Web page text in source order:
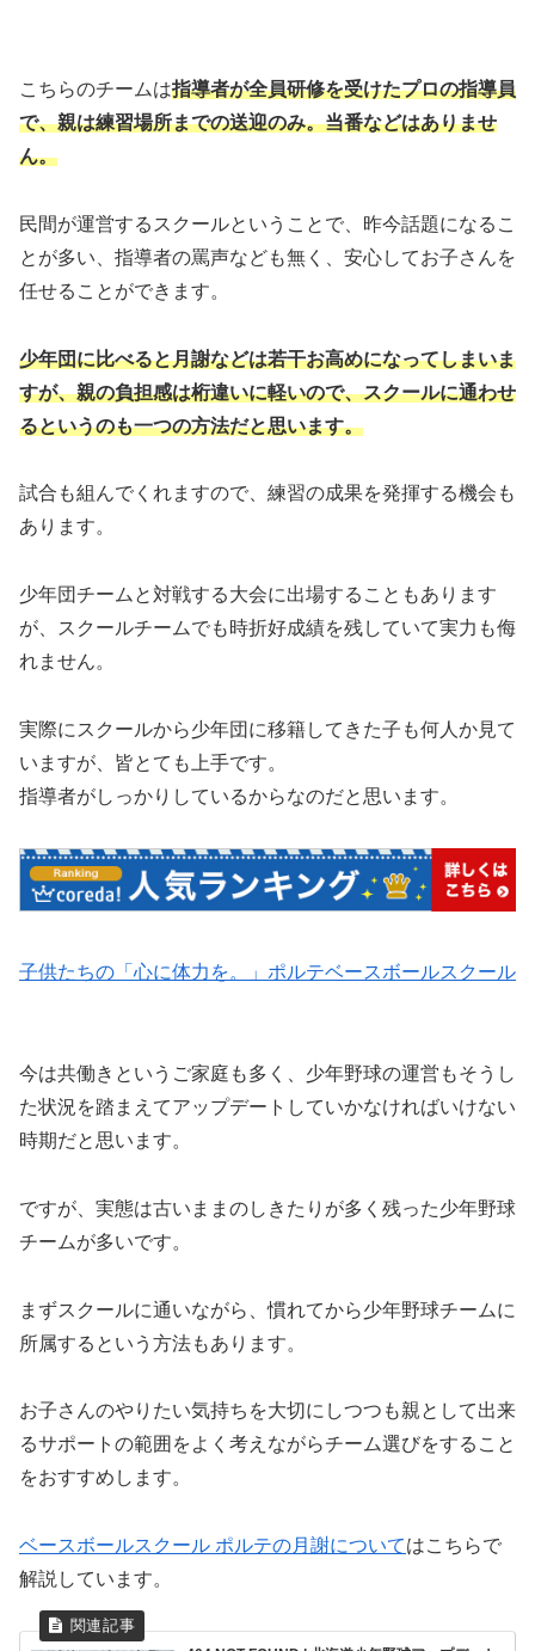
こちらのチームは指導者が全員研修を受けたプロの指導員
で、親は練習場所までの送迎のみ。当番などはありませ
ん。
民間が運営するスクールということで、昨今話題になるこ
とが多い、指導者の罵声なども無く、安心してお子さんを
任せることができます。
少年団に比べると月謝などは若干お高めになってしまいま
すが、親の負担感は桁違いに軽いので、スクールに通わせ
るというのも一つの方法だと思います。
試合も組んでくれますので、練習の成果を発揮する機会も
あります。
少年団チームと対戦する大会に出場することもあります
が、スクールチームでも時折好成績を残していて実力も侮
れません。
実際にスクールから少年団に移籍してきた子も何人か見て
いますが、皆とても上手です。
指導者がしっかりしているからなのだと思います。
子供たちの「心に体力を。」ポルテベースボールスクール
今は共働きというご家庭も多く、少年野球の運営もそうし
た状況を踏まえてアップデートしていかなければいけない
時期だと思います。
ですが、実態は古いままのしきたりが多く残った少年野球
チームが多いです。
まずスクールに通いながら、慣れてから少年野球チームに
所属するという方法もあります。
お子さんのやりたい気持ちを大切にしつつも親として出来
るサポートの範囲をよく考えながらチーム選びをすること
をおすすめします。
ベースボールスクール ポルテの月謝についてはこちらで
解説しています。